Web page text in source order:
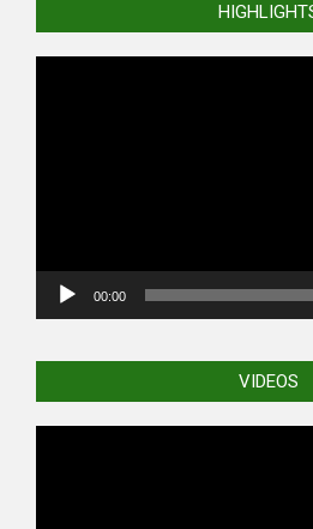
00:00
VIDEOS